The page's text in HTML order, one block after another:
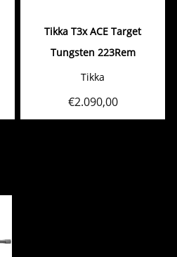
Tikka T3x ACE Target
Tungsten 223Rem
Tikka
€2.090,00